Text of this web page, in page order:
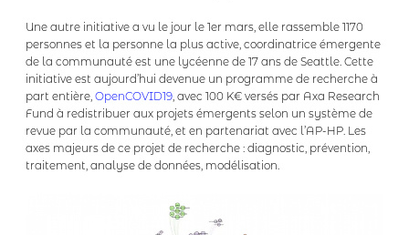
Une autre initiative a vu le jour le 1er mars, elle rassemble 1170
personnes et la personne la plus active, coordinatrice émergente
de la communauté est une lycéenne de 17 ans de Seattle. Cette
initiative est aujourd’hui devenue un programme de recherche à
part entière,OpenCOVID19, avec 100 K€ versés par Axa Research
Fund à redistribuer aux projets émergents selon un système de
revue par la communauté, et en partenariat avec l’AP-HP. Les
axes majeurs de ce projet de recherche : diagnostic, prévention,
traitement, analyse de données, modélisation.